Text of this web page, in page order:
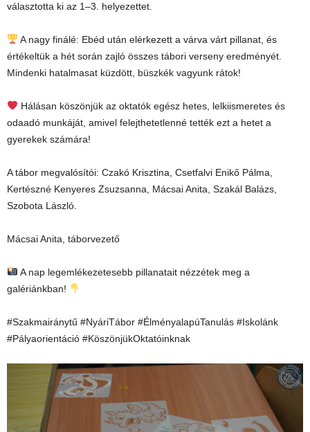
választotta ki az 1–3. helyezettet.
A nagy finálé: Ebéd után elérkezett a várva várt pillanat, és
értékeltük a hét során zajló összes tábori verseny eredményét.
Mindenki hatalmasat küzdött, büszkék vagyunk rátok!
Hálásan köszönjük az oktatók egész hetes, lelkiismeretes és
odaadó munkáját, amivel felejthetetlenné tették ezt a hetet a
gyerekek számára!
A tábor megvalósítói: Czakó Krisztina, Csetfalvi Enikő Pálma,
Kertészné Kenyeres Zsuzsanna, Mácsai Anita, Szakál Balázs,
Szobota László.
Mácsai Anita, táborvezető
A nap legemlékezetesebb pillanatait nézzétek meg a
galériánkban!
#Szakmairánytű #NyáriTábor #ÉlményalapúTanulás #Iskolánk
#Pályaorientáció #KöszönjükOktatóinknak